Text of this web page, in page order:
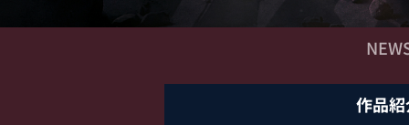
作品